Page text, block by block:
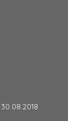
30.08.2018